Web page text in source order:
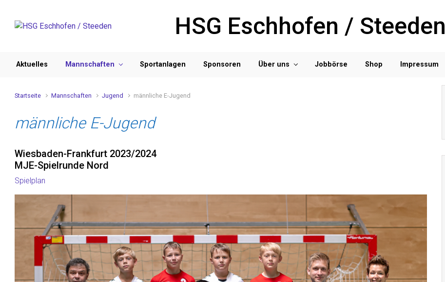
HSG Eschhofen / Steeden
Aktuelles Mannschaften Sportanlagen Sponsoren Über uns Jobbörse Shop Impressum
Startseite Mannschaften Jugend männliche E-Jugend
männliche E-Jugend
Wiesbaden-Frankfurt 2023/2024
MJE-Spielrunde Nord
Spielplan